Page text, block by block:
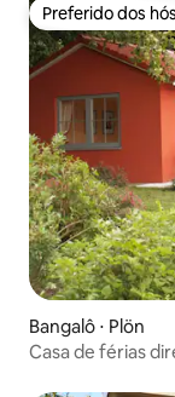
Preferido dos
Preferido dos
Bangalô ⋅ Plön
Casa de férias